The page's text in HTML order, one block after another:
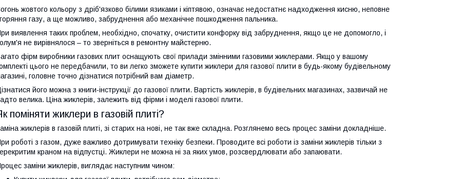
жовтого кольору з дріб'язково білими язиками і кіптявою, означає недостатнє надходження кисню, неповне
газу, а ще можливо, забруднення або механічне пошкодження пальника.
виявлення таких проблем, необхідно, спочатку, очистити конфорку від забруднення, якщо це не допомогло, і
не вирівнялося – то зверніться в ремонтну майстерню.
фірм виробники газових плит оснащують свої прилади змінними газовими жиклерами. Якщо у вашому
цього не передбачили, то ви легко зможете купити жиклери для газової плити в будь-якому будівельному
головне точно дізнатися потрібний вам діаметр.
його можна з книги-інструкції до газової плити. Вартість жиклерів, в будівельних магазинах, зазвичай не
велика. Ціна жиклерів, залежить від фірми і моделі газової плити.
поміняти жиклери в газовій плиті?
жиклерів в газовій плиті, зі старих на нові, не так вже складна. Розглянемо весь процес заміни докладніше.
роботі з газом, дуже важливо дотримувати техніку безпеки. Проводите всі роботи із заміни жиклерів тільки з
краном на відпустці. Жиклери не можна ні за яких умов, розсвердлювати або запаювати.
заміни жиклерів, виглядає наступним чином: